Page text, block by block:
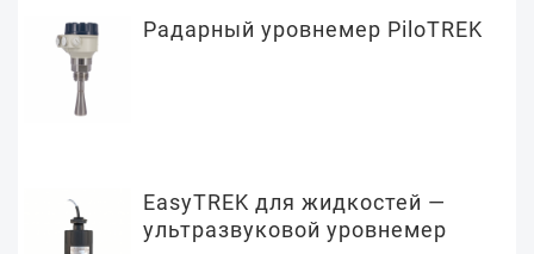
Радарный уровнемер PiloTREK
EasyTREK для жидкостей —
ультразвуковой уровнемер